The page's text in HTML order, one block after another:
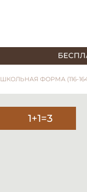
ШКОЛЬНАЯ ФОРМА (116-
1+1=3